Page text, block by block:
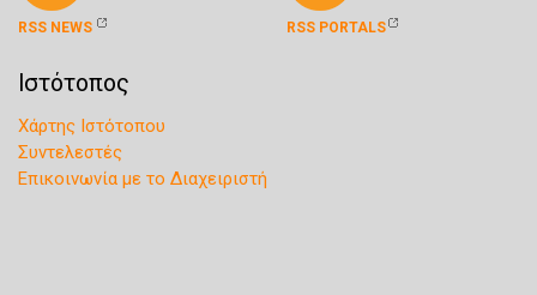
RSS NEWS RSS PORTALS
Ιστότοπος
Χάρτης Ιστότοπου
Συντελεστές
Επικοινωνία με το Διαχειριστή